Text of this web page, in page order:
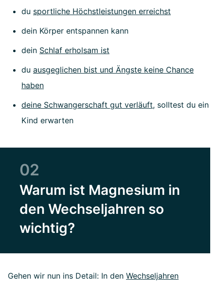
du sportliche Höchstleistungen erreichst
dein Körper entspannen kann
dein Schlaf erholsam ist
du ausgeglichen bist und Ängste keine Chance
haben
deine Schwangerschaft gut verläuft, solltest du ein
Kind erwarten
02
Warum ist Magnesium in
den Wechseljahren so
wichtig?
Gehen wir nun ins Detail: In den Wechseljahren